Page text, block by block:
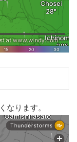
なります。